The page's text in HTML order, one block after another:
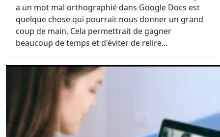
a un mot mal orthographié dans Google Docs est
quelque chose qui pourrait nous donner un grand
coup de main. Cela permettrait de gagner
beaucoup de temps et d'éviter de relire…